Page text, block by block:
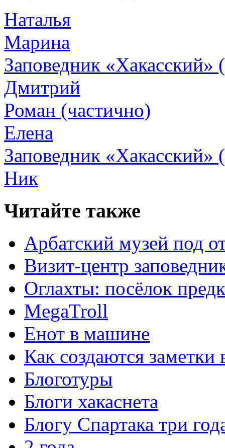
Наталья
Марина
Заповедник «Хакасский»
Дмитрий
Роман (частично)
Елена
Заповедник «Хакасский»
Ник
Читайте также
Арбатский музей под
Визит-центр
Оглахты: посёлок
MegaTroll
Енот в машине
Как создаются заметки
Блоготуры
Блоги хакаснета
Блогу Спартака три